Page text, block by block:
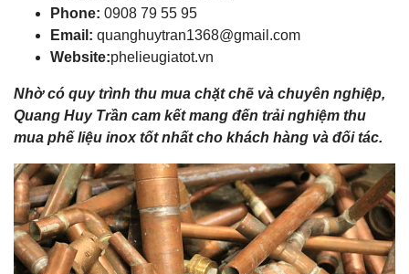
Phone: 0908 79 55 95
Email: quanghuytran1368@gmail.com
Website:phelieugiatot.vn
Nhờ có quy trình thu mua chặt chẽ và chuyên nghiệp,
Quang Huy Trần cam kết mang đến trải nghiệm thu
mua phế liệu inox tốt nhất cho khách hàng và đối tác.